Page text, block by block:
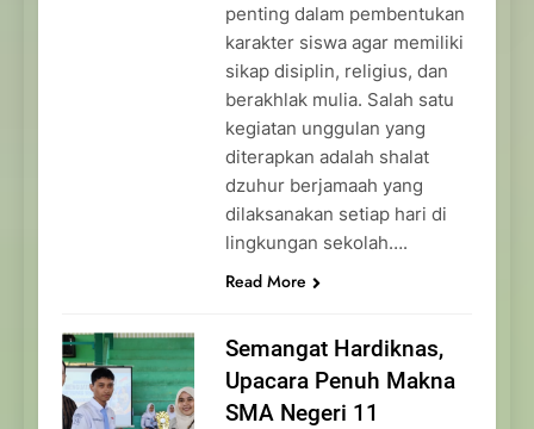
penting dalam pembentukan
karakter siswa agar memiliki
sikap disiplin, religius, dan
berakhlak mulia. Salah satu
kegiatan unggulan yang
diterapkan adalah shalat
dzuhur berjamaah yang
dilaksanakan setiap hari di
lingkungan sekolah….
Read More
Semangat Hardiknas,
Upacara Penuh Makna
SMA Negeri 11